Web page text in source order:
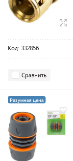
Код: 332856
Сравнить
Разумная цена